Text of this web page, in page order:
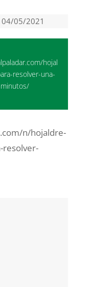
04/05/2021
hojal
resolver-una-
n/hojaldre-
resolver-